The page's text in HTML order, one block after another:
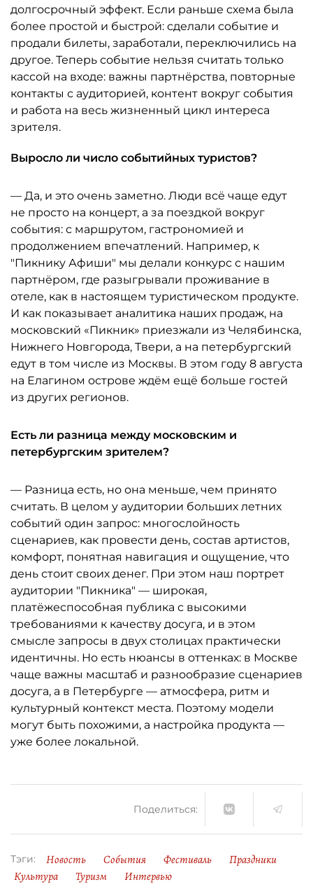
долгосрочный эффект. Если раньше схема была
более простой и быстрой: сделали событие и
продали билеты, заработали, переключились на
другое. Теперь событие нельзя считать только
кассой на входе: важны партнёрства, повторные
контакты с аудиторией, контент вокруг события
и работа на весь жизненный цикл интереса
зрителя.
Выросло ли число событийных туристов?
— Да, и это очень заметно. Люди всё чаще едут
не просто на концерт, а за поездкой вокруг
события: с маршрутом, гастрономией и
продолжением впечатлений. Например, к
"Пикнику Афиши" мы делали конкурс с нашим
партнёром, где разыгрывали проживание в
отеле, как в настоящем туристическом продукте.
И как показывает аналитика наших продаж, на
московский «Пикник» приезжали из Челябинска,
Нижнего Новгорода, Твери, а на петербургский
едут в том числе из Москвы. В этом году 8 августа
на Елагином острове ждём ещё больше гостей
из других регионов.
Есть ли разница между московским и
петербургским зрителем?
— Разница есть, но она меньше, чем принято
считать. В целом у аудитории больших летних
событий один запрос: многослойность
сценариев, как провести день, состав артистов,
комфорт, понятная навигация и ощущение, что
день стоит своих денег. При этом наш портрет
аудитории "Пикника" — широкая,
платёжеспособная публика с высокими
требованиями к качеству досуга, и в этом
смысле запросы в двух столицах практически
идентичны. Но есть нюансы в оттенках: в Москве
чаще важны масштаб и разнообразие сценариев
досуга, а в Петербурге — атмосфера, ритм и
культурный контекст места. Поэтому модели
могут быть похожими, а настройка продукта —
уже более локальной.
Поделиться:
Тэги: Новость События Фестиваль
Праздники
Культура
Туризм Интервью